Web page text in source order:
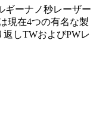
ギーナノ秒レーザー
現在4つの有名な製
しTWおよびPWレ